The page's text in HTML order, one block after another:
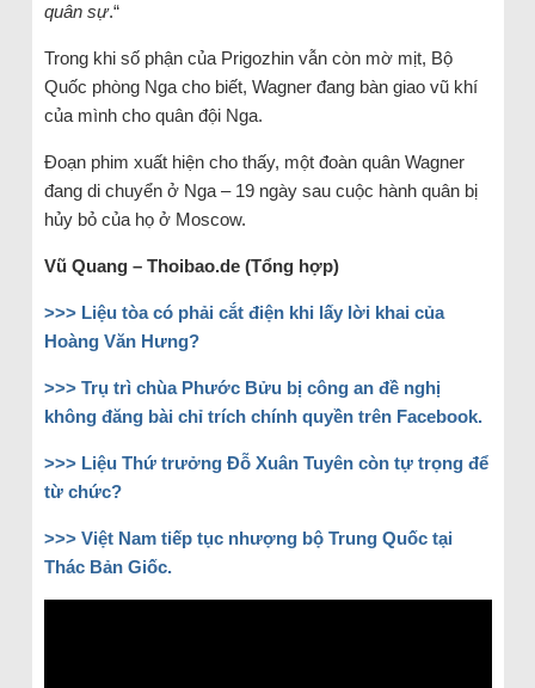
quân sự.“
Trong khi số phận của Prigozhin vẫn còn mờ mịt, Bộ
Quốc phòng Nga cho biết, Wagner đang bàn giao vũ khí
của mình cho quân đội Nga.
Đoạn phim xuất hiện cho thấy, một đoàn quân Wagner
đang di chuyển ở Nga – 19 ngày sau cuộc hành quân bị
hủy bỏ của họ ở Moscow.
Vũ Quang – Thoibao.de (Tổng hợp)
>>> Liệu tòa có phải cắt điện khi lấy lời khai của
Hoàng Văn Hưng?
>>> Trụ trì chùa Phước Bửu bị công an đề nghị
không đăng bài chỉ trích chính quyền trên Facebook.
>>> Liệu Thứ trưởng Đỗ Xuân Tuyên còn tự trọng để
từ chức?
>>> Việt Nam tiếp tục nhượng bộ Trung Quốc tại
Thác Bản Giốc.